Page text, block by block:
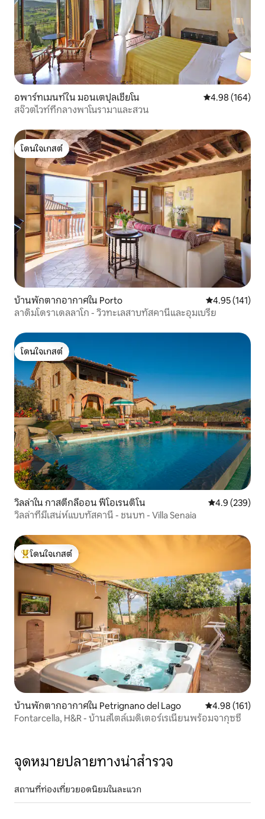
อพาร์ทเมนท์ใน มอนเตปุลเชียโน คะแนนเฉลี่ย
4.98 (164)
สจ๊วตไวท์ทีกลางพาโนรามาและสวน
โดนใจเกสต์
โดนใจเกสต์
บ้านพักตากอากาศใน Porto คะแนนเฉลี่ย
4.95 (141)
ลาดิมโดราเดลลาโก - วิวทะเลสาบทัสคานีและอุมเบรีย
โดนใจเกสต์
โดนใจเกสต์
วิลล่าใน กาสตีกลีออน ฟีโอเรนติโน คะแนนเฉลี่ย
4.9 (239)
วิลล่าที่มีเสน่ห์แบบทัสคานี - ชนบท - Villa Senaia
โดนใจเกสต์ที่สุด
โดนใจเกสต์
บ้านพักตากอากาศใน Petrignano del Lago คะแนนเฉลี่ย
4.98 (161)
Fontarcella, H&R - บ้านสไตล์เมดิเตอร์เรเนียนพร้อมจากุซซี่
จุดหมายปลายทางน่าสำรวจ
สถานที่ท่องเที่ยวยอดนิยมในละแวก